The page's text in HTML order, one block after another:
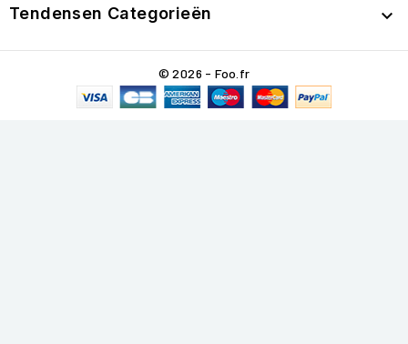
Tendensen Categorieën 
© 2026 - Foo.fr